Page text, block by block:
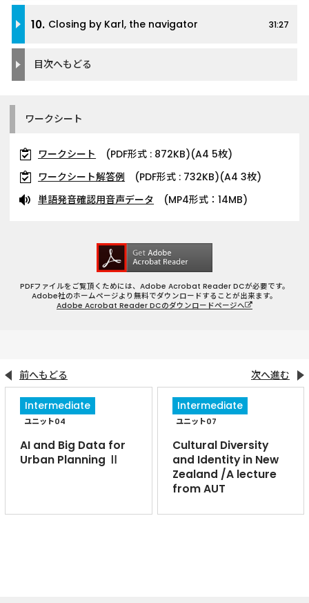
10. Closing by Karl, the navigator 31:27
目次へもどる
ワークシート
ワークシート
(PDF形式 : 872KB)(A4 5枚)
ワークシート解答例
(PDF形式 : 732KB)(A4 3枚)
単語発音確認用音声データ
(MP4形式：14MB)
PDFファイルをご覧頂くためには、Adobe Acrobat Reader DCが必要です。
Adobe社のホームページより無料でダウンロードすることが出来ます。
Adobe Acrobat Reader DCのダウンロードページへ
前へもどる
Intermediate
ユニット04
AI and Big Data for
Urban Planning Ⅱ
次へ進む
Intermediate
ユニット07
Cultural Diversity
and Identity in New
Zealand /A lecture
from AUT